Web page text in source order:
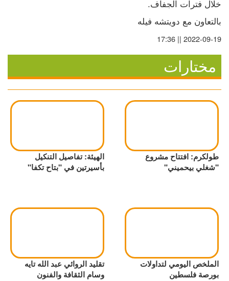
خلال فترات الجفاف.
بالتعاون مع دويتشه فيله
2022-09-19 || 17:36
مختارات
طولكرم: افتتاح مشروع
"شغلي بيحميني"
الهيئة: تفاصيل التنكيل
بأسيرتين في "بتاح تكفا"
الملخص اليومي لتداولات
بورصة فلسطين
تقليد الروائي عبد الله تايه
وسام الثقافة والفنون